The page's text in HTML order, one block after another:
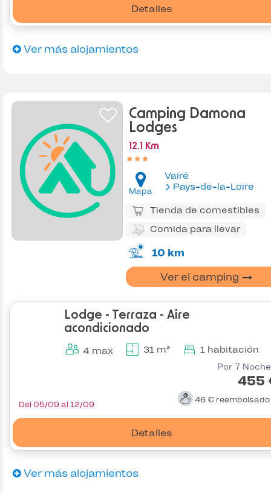
Detalles
Ver más alojamientos
Camping Damona
Lodges
12.1 Km
Mapa
Vairé
Pays-de-la-Loire
Tienda de comestibles
Comida para llevar
10 km
Ver el camping
Lodge - Terraza - Aire
acondicionado
4 max 31 m² 1 habitación
Por 7
455
46 € reembolsado
Detalles
Del 05/09 al 12/09
Ver más alojamientos